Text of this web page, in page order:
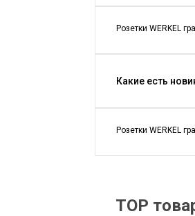
Розетки WERKEL
Какие есть
Розетки WERKEL
TOP